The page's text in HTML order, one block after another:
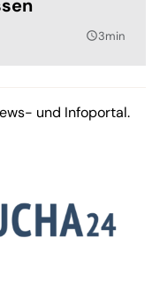
query_builder3min
und Infoportal.